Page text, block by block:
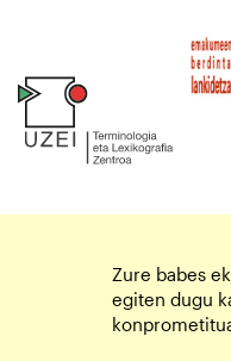
Zure babes
egiten dugu